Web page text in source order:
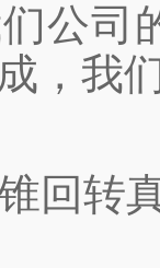
公司
，我
转